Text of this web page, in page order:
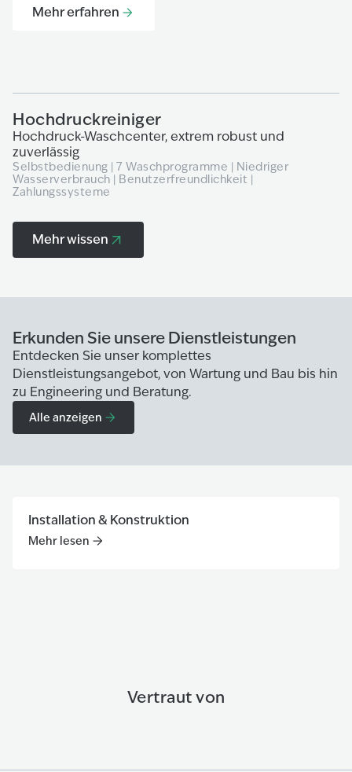
Mehr erfahren
Hochdruckreiniger
Hochdruck-Waschcenter, extrem robust und
zuverlässig
Selbstbedienung | 7 Waschprogramme | Niedriger
Wasserverbrauch | Benutzerfreundlichkeit |
Zahlungssysteme
Mehr wissen
Erkunden Sie unsere Dienstleistungen
Entdecken Sie unser komplettes
Dienstleistungsangebot, von Wartung und Bau bis hin
zu Engineering und Beratung.
Alle anzeigen
Installation & Konstruktion
Mehr lesen
Mehr lesen Installation & Konstruktion
Vertraut von